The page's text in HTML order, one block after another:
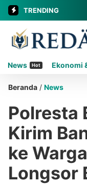
TRENDING
News Hot Ekonomi
Beranda / News
Polresta
Kirim
ke
Longsor